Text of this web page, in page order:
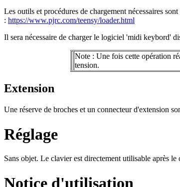
Les outils et procédures de chargement nécessaires
: https://www.pjrc.com/teensy/loader.html​
Il sera nécessaire de charger le logiciel 'midi keybord'
Note : Une fois cette opération
tension.
Extension
Une réserve de broches et un connecteur d'extension
Réglage
Sans objet. Le clavier est directement utilisable après
Notice d'utilisation